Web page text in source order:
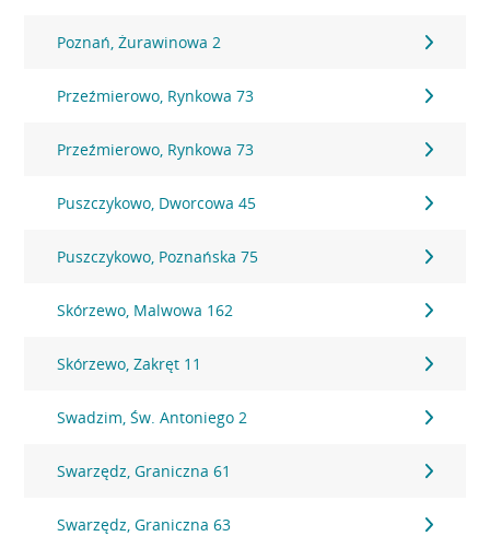
Poznań, Żurawinowa 2
Przeźmierowo, Rynkowa 73
Przeźmierowo, Rynkowa 73
Puszczykowo, Dworcowa 45
Puszczykowo, Poznańska 75
Skórzewo, Malwowa 162
Skórzewo, Zakręt 11
Swadzim, Św. Antoniego 2
Swarzędz, Graniczna 61
Swarzędz, Graniczna 63